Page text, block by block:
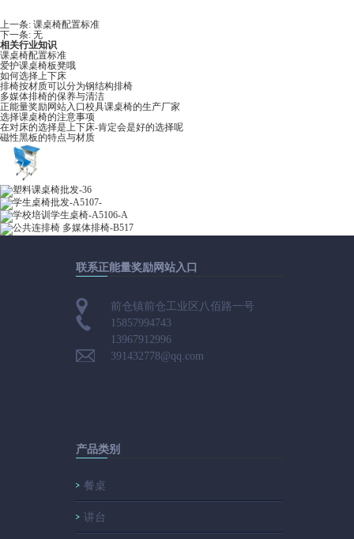
上一条: 课桌椅配置标准
下一条: 无
相关行业知识
课桌椅配置标准
爱护课桌椅板凳哦
如何选择上下床
排椅按材质可以分为钢结构排椅
多媒体排椅的保养与清洁
正能量奖励网站入口校具课桌椅的生产厂家
选择课桌椅的注意事项
在对床的选择是上下床-肯定会是好的选择呢
磁性黑板的特点与材质
联系正能量奖励网站入口
前仓镇前仓工业区八佰路一号
15857994743
13967912996
391432778@qq.com
产品类别
餐桌
讲台